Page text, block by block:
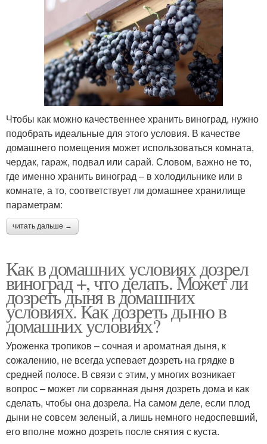
Чтобы как можно качественнее хранить виноград, нужно
подобрать идеальные для этого условия. В качестве
домашнего помещения может использоваться комната,
чердак, гараж, подвал или сарай. Словом, важно не то,
где именно хранить виноград – в холодильнике или в
комнате, а то, соответствует ли домашнее хранилище
параметрам:
читать дальше →
Как в домашних условиях дозрел
виноград +, что делать. Может ли
дозреть дыня в домашних
условиях. Как дозреть дыню в
домашних условиях?
Уроженка тропиков – сочная и ароматная дыня, к
сожалению, не всегда успевает дозреть на грядке в
средней полосе. В связи с этим, у многих возникает
вопрос – может ли сорванная дыня дозреть дома и как
сделать, чтобы она дозрела. На самом деле, если плод
дыни не совсем зеленый, а лишь немного недоспевший,
его вполне можно дозреть после снятия с куста.